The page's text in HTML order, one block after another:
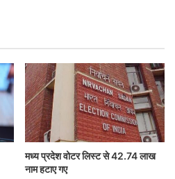
मध्य प्रदेश वोटर लिस्ट से 42.74 लाख
नाम हटाए गए